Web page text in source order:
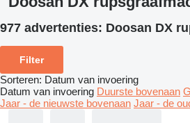
977 advertenties: Doosan DX
Filter
Sorteren: Datum van invoering
Datum van invoering Duurste bovenaan
Jaar - de nieuwste bovenaan Jaar - de